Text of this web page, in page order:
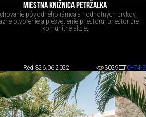
MIESTNA KNIŽNICA PETRŽALKA
pôvodného rámca a hodnotných prvkov,
otvorenie a presvetlenie priestoru, priestor pre
komunitné akcie.
Red 326.06.2022 3029 0+74-5